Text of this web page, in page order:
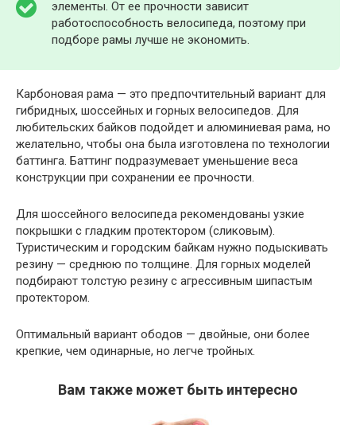
элементы. От ее прочности зависит
работоспособность велосипеда, поэтому при
подборе рамы лучше не экономить.
Карбоновая рама — это предпочтительный вариант для
гибридных, шоссейных и горных велосипедов. Для
любительских байков подойдет и алюминиевая рама, но
желательно, чтобы она была изготовлена по технологии
баттинга. Баттинг подразумевает уменьшение веса
конструкции при сохранении ее прочности.
Для шоссейного велосипеда рекомендованы узкие
покрышки с гладким протектором (сликовым).
Туристическим и городским байкам нужно подыскивать
резину — среднюю по толщине. Для горных моделей
подбирают толстую резину с агрессивным шипастым
протектором.
Оптимальный вариант ободов — двойные, они более
крепкие, чем одинарные, но легче тройных.
Вам также может быть интересно